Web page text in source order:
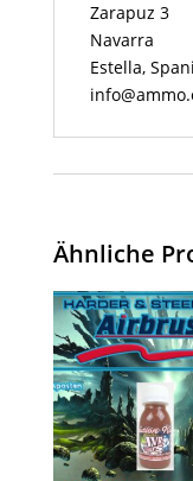
Zarapuz 3
Navarra
Estella,
Ähnliche